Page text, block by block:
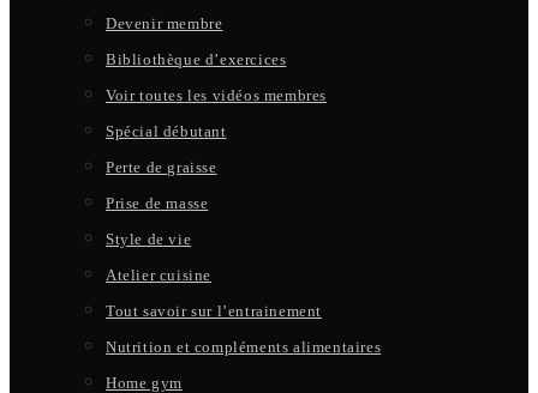
Devenir membre
Bibliothèque d’exercices
Voir toutes les vidéos membres
Spécial débutant
Perte de graisse
Prise de masse
Style de vie
Atelier cuisine
Tout savoir sur l’entrainement
Nutrition et compléments alimentaires
Home gym